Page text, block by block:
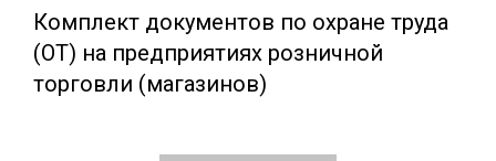
Комплект документов по охране труда
(ОТ) на предприятиях розничной
торговли (магазинов)